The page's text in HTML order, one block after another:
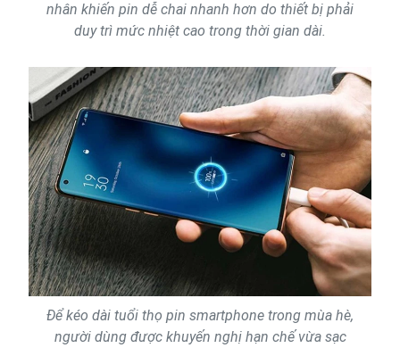
nhân khiến pin dễ chai nhanh hơn do thiết bị phải
duy trì mức nhiệt cao trong thời gian dài.
Để kéo dài tuổi thọ pin smartphone trong mùa hè,
người dùng được khuyến nghị hạn chế vừa sạc